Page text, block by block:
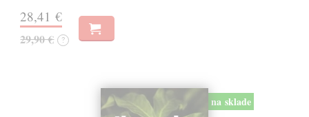
28,41 €
29,90 € ?
na sklade